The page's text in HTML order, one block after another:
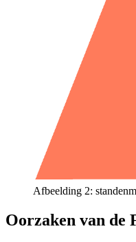
Afbeelding 2:
Oorzaken van de